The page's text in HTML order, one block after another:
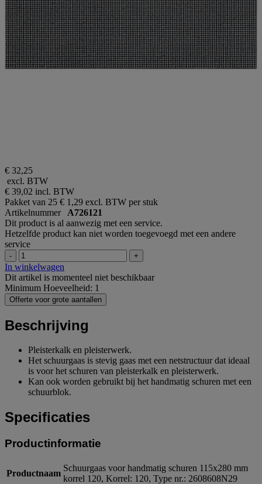
€ 32,25
excl. BTW
€ 39,02 incl. BTW
Pakket van 25 € 1,29 excl. BTW per stuk
Artikelnummer A726121
Dit product is al aanwezig met een service.
Hetzelfde product kan niet worden toegevoegd met een andere
service
- +
In winkelwagen
Dit artikel is momenteel niet beschikbaar
Minimum Hoeveelheid: 1
Offerte voor grote aantallen
Beschrijving
Pleisterkalk en pleisterwerk.
Het schuurgaas is stevig gaas met een netstructuur dat ideaal
is voor het schuren van pleisterkalk en pleisterwerk.
Kan ook worden gebruikt bij het handmatig schuren met een
schuurblok.
Specificaties
Productinformatie
Productnaam
Schuurgaas voor handmatig schuren 115x280 mm
korrel 120, Korrel: 120, Type nr.: 2608608N29